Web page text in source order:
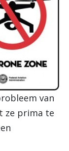
van
ze prima te